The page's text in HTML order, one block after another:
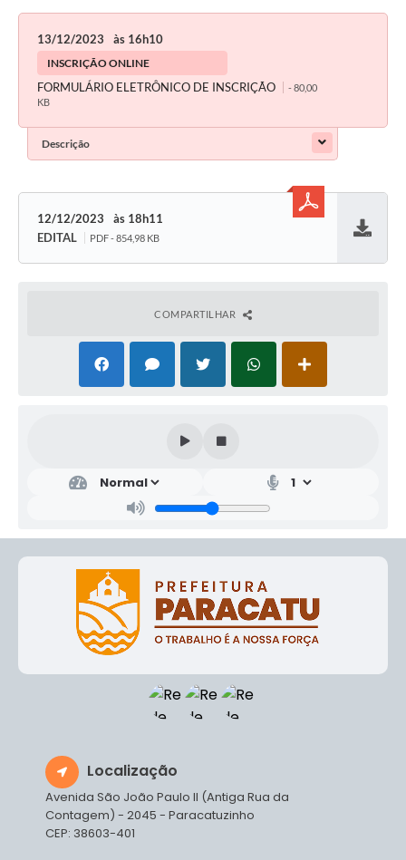
13/12/2023 16h10
INSCRIÇÃO ONLINE
FORMULÁRIO ELETRÔNICO DE INSCRIÇÃO
- 80,00
KB
Descrição
12/12/2023
18h11
EDITAL
PDF - 854,98 KB
COMPARTILHAR
Localização
Avenida São João Paulo II (Antiga Rua da
Contagem) - 2045 - Paracatuzinho
CEP: 38603-401